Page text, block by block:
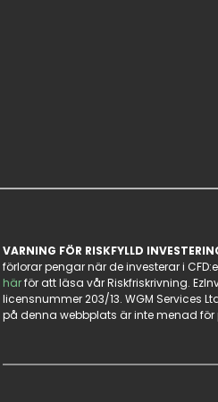
VARNING FÖR RISKFYLLD
förlorar pengar när de investerar i
härför att läsa vår Riskfriskrivning.
licensnummer 203/13. WGM Services
på denna webbplats är inte menad för